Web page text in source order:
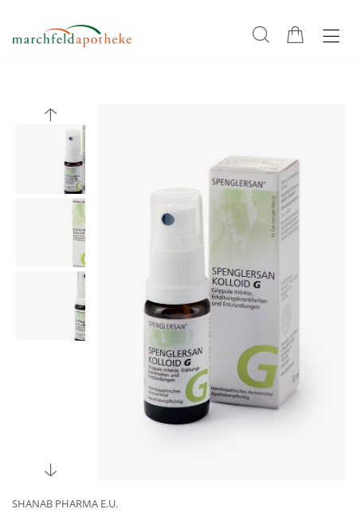
SHANAB PHARMA E.U.